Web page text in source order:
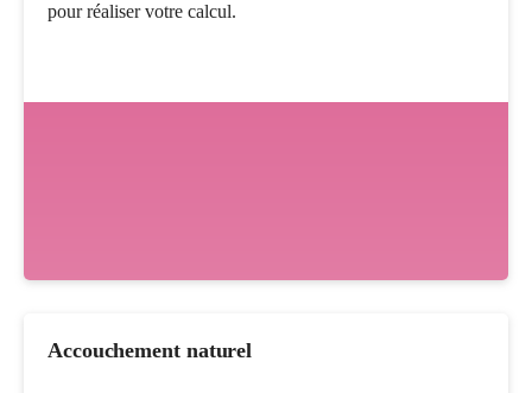
pour réaliser votre calcul.
Accouchement naturel